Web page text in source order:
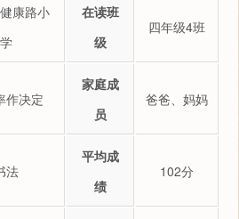
康路小
学
在读班
级
四年级4班
作决定
家庭成
员
爸爸、妈妈
法
平均成
绩
102分